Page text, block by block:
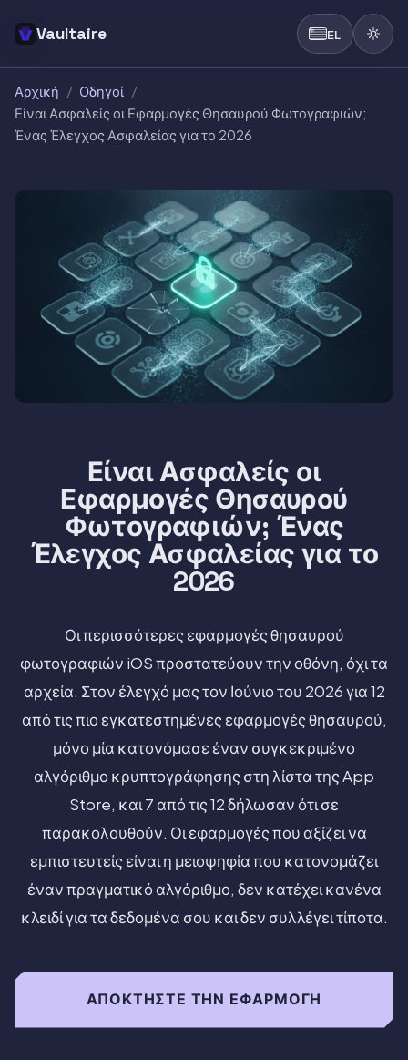
Vaultaire EL
Αρχική / Οδηγοί /
Είναι Ασφαλείς οι Εφαρμογές Θησαυρού Φωτογραφιών;
Ένας Έλεγχος Ασφαλείας για το 2026
Είναι Ασφαλείς οι
Εφαρμογές Θησαυρού
Φωτογραφιών; Ένας
Έλεγχος Ασφαλείας για το
2026
Οι περισσότερες εφαρμογές θησαυρού
φωτογραφιών iOS προστατεύουν την οθόνη, όχι τα
αρχεία. Στον έλεγχό μας τον Ιούνιο του 2026 για 12
από τις πιο εγκατεστημένες εφαρμογές θησαυρού,
μόνο μία κατονόμασε έναν συγκεκριμένο
αλγόριθμο κρυπτογράφησης στη λίστα της App
Store, και 7 από τις 12 δήλωσαν ότι σε
παρακολουθούν. Οι εφαρμογές που αξίζει να
εμπιστευτείς είναι η μειοψηφία που κατονομάζει
έναν πραγματικό αλγόριθμο, δεν κατέχει κανένα
κλειδί για τα δεδομένα σου και δεν συλλέγει τίποτα.
ΑΠΟΚΤΉΣΤΕ ΤΗΝ ΕΦΑΡΜΟΓΉ